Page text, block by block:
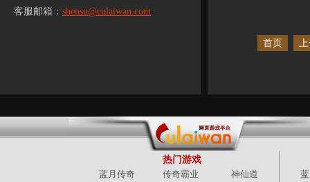
客服邮箱： shensu@culaiwan.com
首页
热门游戏
蓝月传奇 传奇霸业 神仙道